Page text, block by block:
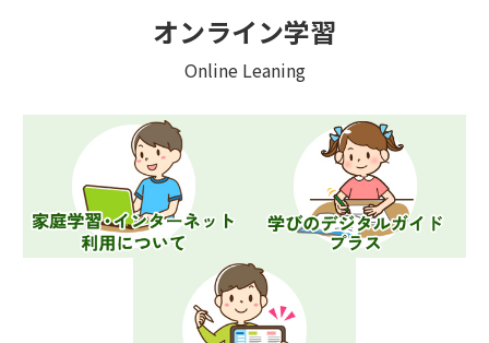
オンライン学習
Online Leaning